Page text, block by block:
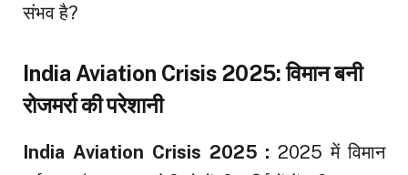
संभव है?
India Aviation Crisis 2025: विमान बनी
रोजमर्रा की परेशानी
India Aviation Crisis 2025 :2025 में विमान